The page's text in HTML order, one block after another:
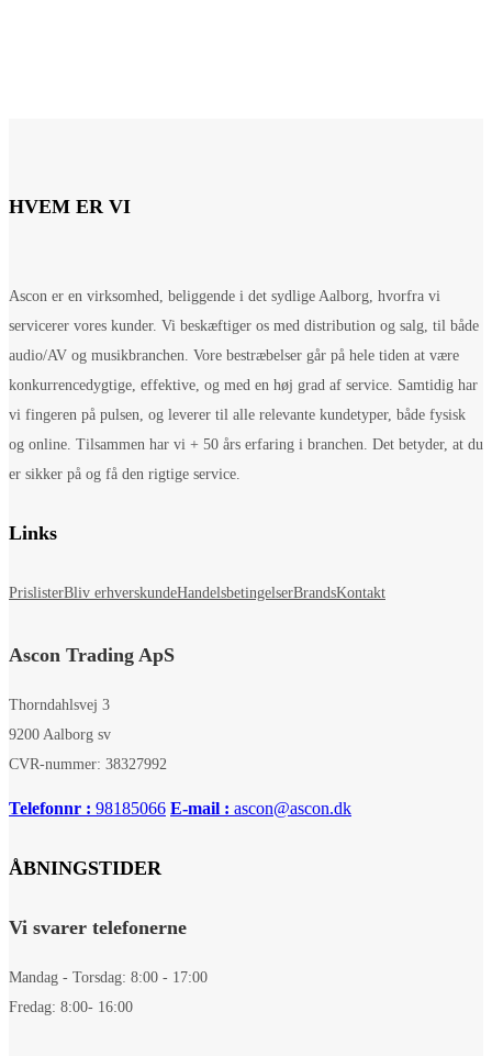
HVEM ER VI
Ascon er en virksomhed, beliggende i det sydlige Aalborg, hvorfra vi
servicerer vores kunder. Vi beskæftiger os med distribution og salg, til både
audio/AV og musikbranchen. Vore bestræbelser går på hele tiden at være
konkurrencedygtige, effektive, og med en høj grad af service. Samtidig har
vi fingeren på pulsen, og leverer til alle relevante kundetyper, både fysisk
og online. Tilsammen har vi + 50 års erfaring i branchen. Det betyder, at du
er sikker på og få den rigtige service.
Links
PrislisterBliv erhverskundeHandelsbetingelserBrandsKontakt
Ascon Trading ApS
Thorndahlsvej 3
9200 Aalborg sv
CVR-nummer: 38327992
Telefonnr : 98185066 E-mail : ascon@ascon.dk
ÅBNINGSTIDER
Vi svarer telefonerne
Mandag - Torsdag: 8:00 - 17:00
Fredag: 8:00- 16:00